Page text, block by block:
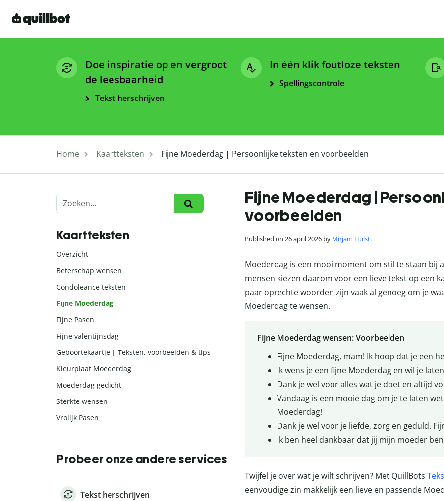
Doe inspiratie op en vergroot
de leesbaarheid
Tekst herschrijven
In één klik foutloze teksten
Spellingscontrole
Home Kaartteksten Fijne Moederdag | Persoonlijke teksten en voorbeelden
Fijne Moederdag |
voorbeelden
Published on 26 april 2026 by Mirjam Hulst.
Moederdag is een mooi moment om stil te staan bij
mensen kiezen daarom voor een lieve tekst op een
paar oprechte woorden zijn vaak al genoeg om je
Moederdag te wensen.
Fijne Moederdag wensen: Voorbeelden
Fijne Moederdag, mam! Ik hoop dat je een
Ik wens je een fijne Moederdag en wil je
Dank je wel voor alles wat je doet en altijd
Vandaag is een mooie dag om je te laten
Moederdag!
Dank je wel voor je liefde, zorg en geduld.
Ik ben heel dankbaar dat jij mijn moeder
Twijfel je over wat je wilt schrijven? Met QuillBots
eenvoudige zin makkelijk een lieve en passende
Kaartteksten
Overzicht
Beterschap wensen
Condoleance teksten
Fijne Moederdag
Fijne Pasen
Fijne valentijnsdag
Geboortekaartje | Teksten, voorbeelden & tips
Kleurplaat Moederdag
Moederdag gedicht
Sterkte wensen
Vrolijk Pasen
Probeer onze andere services
Tekst herschrijven